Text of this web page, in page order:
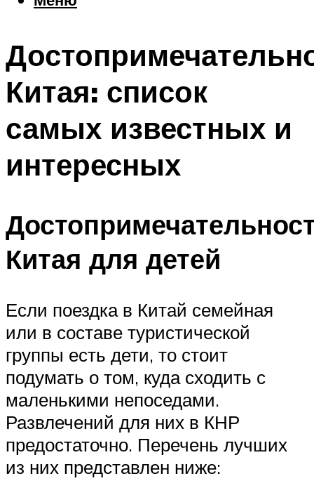
Шоппинг
Что посетить
Меню
Китая: список
самых известных и
интересных
Китая для детей
Если поездка в Китай семейная
или в составе туристической
группы есть дети, то стоит
подумать о том, куда сходить с
маленькими непоседами.
Развлечений для них в КНР
предостаточно. Перечень лучших
из них представлен ниже: